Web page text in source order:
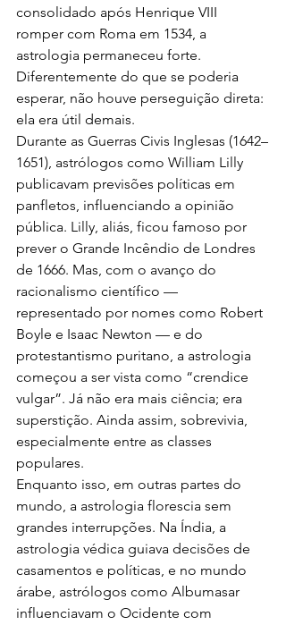
consolidado após Henrique VIII
romper com Roma em 1534, a
astrologia permaneceu forte.
Diferentemente do que se poderia
esperar, não houve perseguição direta:
ela era útil demais.
Durante as Guerras Civis Inglesas (1642–
1651), astrólogos como William Lilly
publicavam previsões políticas em
panfletos, influenciando a opinião
pública. Lilly, aliás, ficou famoso por
prever o Grande Incêndio de Londres
de 1666. Mas, com o avanço do
racionalismo científico —
representado por nomes como Robert
Boyle e Isaac Newton — e do
protestantismo puritano, a astrologia
começou a ser vista como “crendice
vulgar”. Já não era mais ciência; era
superstição. Ainda assim, sobrevivia,
especialmente entre as classes
populares.
Enquanto isso, em outras partes do
mundo, a astrologia florescia sem
grandes interrupções. Na Índia, a
astrologia védica guiava decisões de
casamentos e políticas, e no mundo
árabe, astrólogos como Albumasar
influenciavam o Ocidente com